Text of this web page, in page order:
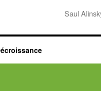
Saul